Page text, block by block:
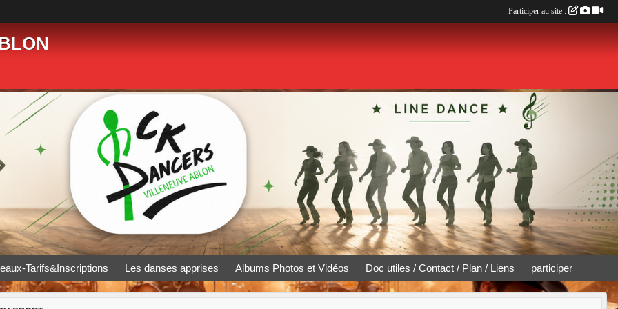
Tarifs&Inscriptions Les danses apprises Albums Photos et Vidéos Doc utiles / Contact / Plan / Liens participer
Participer au site :